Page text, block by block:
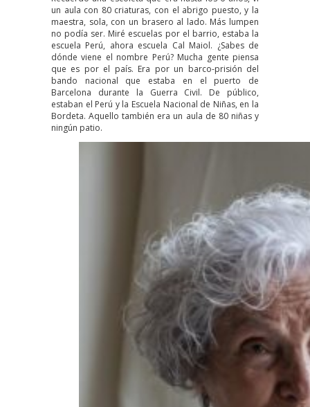
un aula con 80 criaturas, con el abrigo puesto, y la
maestra, sola, con un brasero al lado. Más lumpen
no podía ser. Miré escuelas por el barrio, estaba la
escuela Perú, ahora escuela Cal Maiol. ¿Sabes de
dónde viene el nombre Perú? Mucha gente piensa
que es por el país. Era por un barco-prisión del
bando nacional que estaba en el puerto de
Barcelona durante la Guerra Civil. De público,
estaban el Perú y la Escuela Nacional de Niñas, en la
Bordeta. Aquello también era un aula de 80 niñas y
ningún patio.